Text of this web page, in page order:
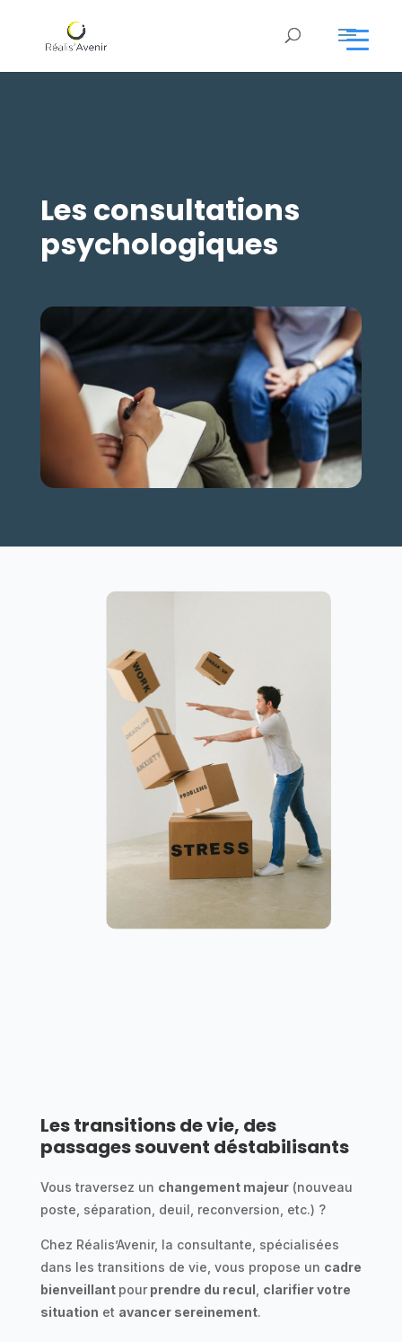
Les consultations
psychologiques
Les transitions de vie, des
passages souvent déstabilisants
Vous traversez un changement majeur(nouveau
poste, séparation, deuil, reconversion, etc.) ?
Chez Réalis’Avenir, la consultante, spécialisées
dans les transitions de vie, vous propose un cadre
bienveillant pourprendre du recul clarifier votre
situation et avancer sereinement.